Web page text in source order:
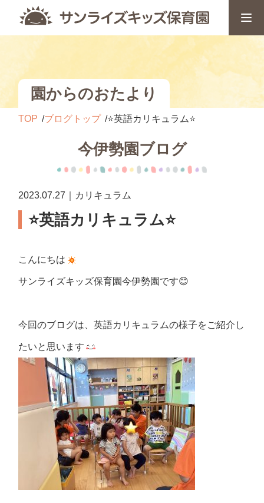
園からのおたより
TOP ブログトップ ⭐️英語カリキュラム⭐️
今伊勢園ブログ
2023.07.27｜カリキュラム
⭐️英語カリキュラム⭐️
こんにちは
サンライズキッズ保育園今伊勢園です😊
今回のブログは、英語カリキュラムの様子をご紹介し
たいと思います